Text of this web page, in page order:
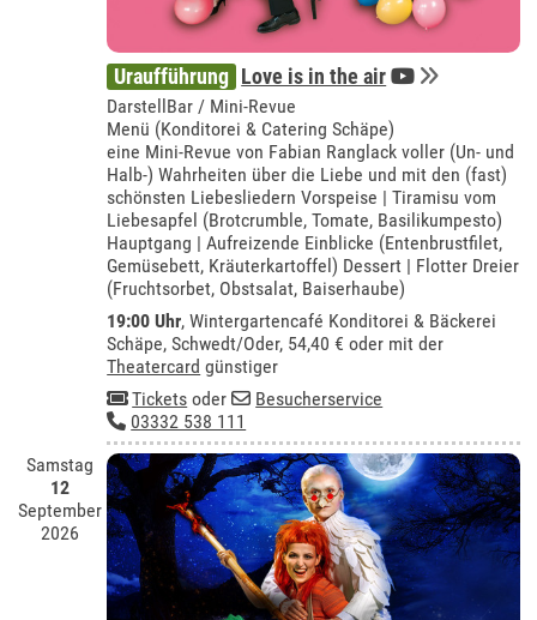
Uraufführung Love is in the air
DarstellBar / Mini-Revue
Menü (Konditorei & Catering Schäpe)
eine Mini-Revue von Fabian Ranglack voller (Un- und
Halb-) Wahrheiten über die Liebe und mit den (fast)
schönsten Liebesliedern Vorspeise | Tiramisu vom
Liebesapfel (Brotcrumble, Tomate, Basilikumpesto)
Hauptgang | Aufreizende Einblicke (Entenbrustfilet,
Gemüsebett, Kräuterkartoffel) Dessert | Flotter Dreier
(Fruchtsorbet, Obstsalat, Baiserhaube)
19:00 Uhr,Wintergartencafé Konditorei & Bäckerei
Schäpe, Schwedt/Oder, 54,40 € oder mit der
Theatercard günstiger
Tickets oder
Besucherservice
03332 538 111
Samstag
12
September
2026